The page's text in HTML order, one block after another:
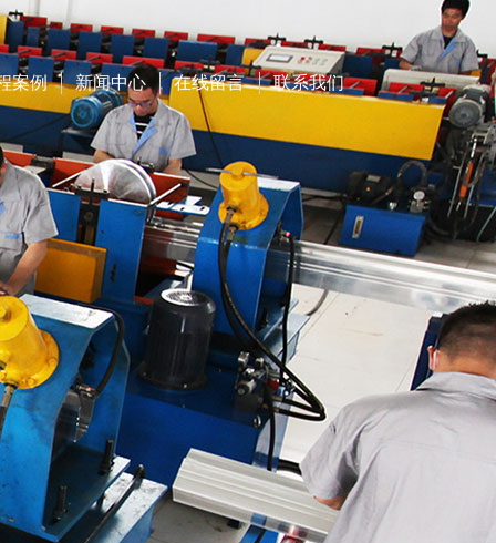
案例 新闻中心 在线留言 联系我们